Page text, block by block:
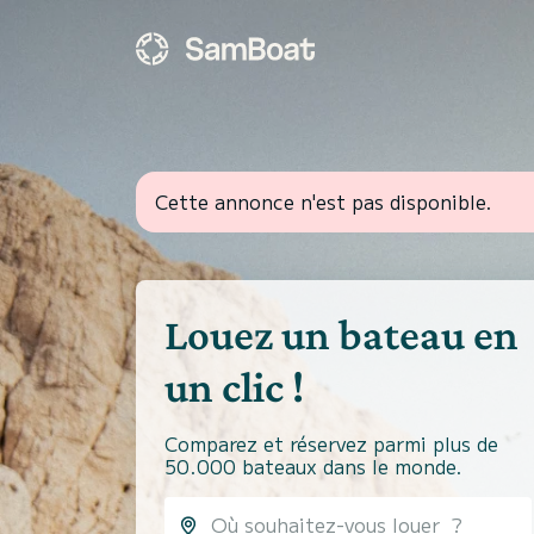
Cette annonce n'est pas disponible.
Louez un bateau en
un clic !
Comparez et réservez parmi plus de
50.000 bateaux dans le monde.